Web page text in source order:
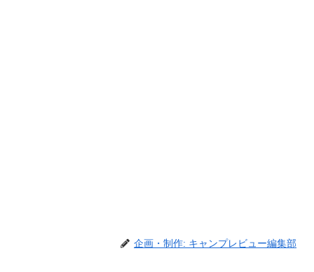
企画・制作: キャンプレビュー編集部